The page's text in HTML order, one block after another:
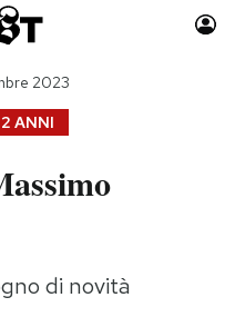
Moda
Storie/Idee
2 ANNI
2023
di novità